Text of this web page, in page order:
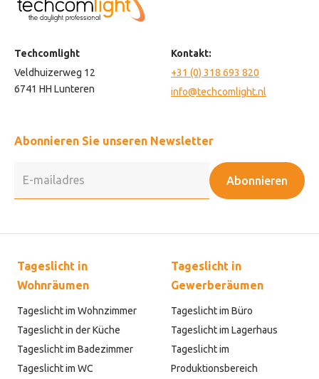
Techcomlight
Veldhuizerweg 12
6741 HH Lunteren
Kontakt:
+31 (0) 318 693 820
info@techcomlight.nl
Abonnieren Sie unseren Newsletter
Abonnieren
Tageslicht in
Wohnräumen
Tageslicht im Wohnzimmer
Tageslicht in der Küche
Tageslicht im Badezimmer
Tageslicht im WC
Tageslicht in
Gewerberäumen
Tageslicht im Büro
Tageslicht im Lagerhaus
Tageslicht im
Produktionsbereich